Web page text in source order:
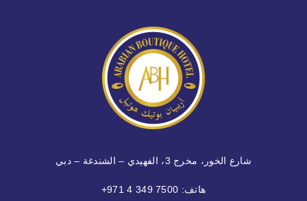
شارع الخور، مخرج 3، الفهيدي – الشندغة – دبي
هاتف: +971 4 349 7500